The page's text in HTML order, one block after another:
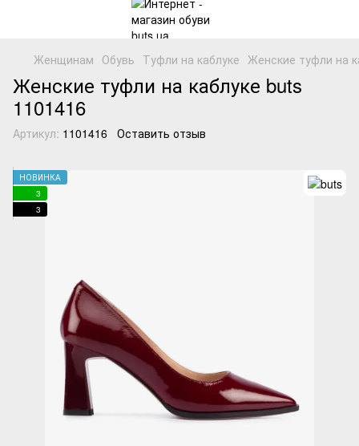
Женщинам Обувь Туфли на каблуке Женские туфли на
Женские туфли на каблуке buts
1101416
Артикул: 1101416 Оставить отзыв
НОВИНКА
3
3